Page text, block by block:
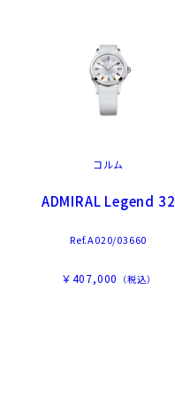
コルム
ADMIRAL Legend 32
Ref.A020/03660
￥407,000 （税込）